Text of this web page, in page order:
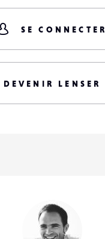
SE CONNECTER
DEVENIR LENSER